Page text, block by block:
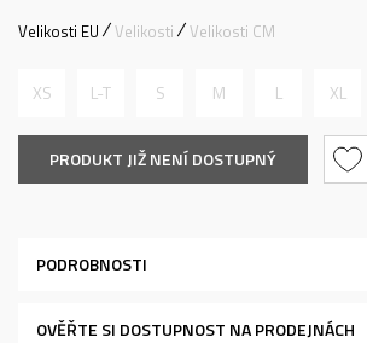
Velikosti EU Velikosti Velikosti CM
XS L-T S M L XL
PRODUKT JIŽ NENÍ DOSTUPNÝ
PODROBNOSTI
OVĚŘTE SI DOSTUPNOST NA PRODEJNÁCH